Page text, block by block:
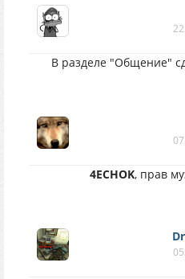
В разделе "Общение"
4ECHOK, прав